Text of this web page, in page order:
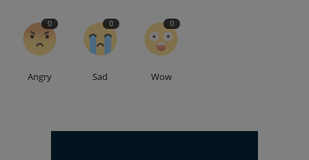
0
Angry
0
Sad
0
Wow